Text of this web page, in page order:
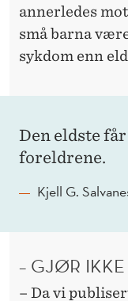
annerledes
små barna
sykdom enn
Den eldste
foreldrene.
Kjell G.
– GJØR
– Da vi